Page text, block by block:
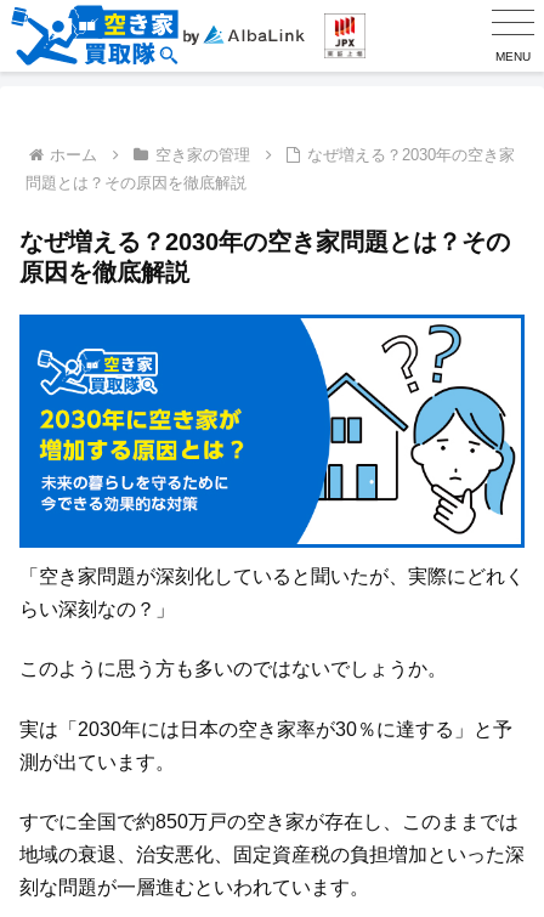
MENU
ホーム 空き家の管理
なぜ増える？2030年の空き家
問題とは？その原因を徹底解説
なぜ増える？2030年の空き家問題とは？その
原因を徹底解説
「空き家問題が深刻化していると聞いたが、実際にどれく
らい深刻なの？」
このように思う方も多いのではないでしょうか。
実は「2030年には日本の空き家率が30％に達する」と予
測が出ています。
すでに全国で約850万戸の空き家が存在し、このままでは
地域の衰退、治安悪化、固定資産税の負担増加といった深
刻な問題が一層進むといわれています。